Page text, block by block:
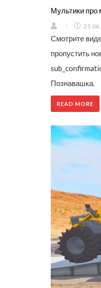
Мультики
/
Смотрите
пропустить
Познавашка.
READ MORE